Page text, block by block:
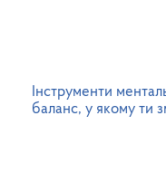
Інструменти
баланс, у якому ти